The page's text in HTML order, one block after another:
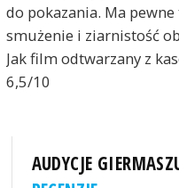
do pokazania. Ma
smużenie i ziarnistość
Jak film odtwarzany z
6,5/10
AUDYCJE